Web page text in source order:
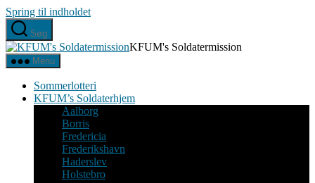
Spring til indholdet
Søg
KFUM's Soldatermission
Menu
Sommerlotteri
KFUM’s Soldaterhjem
Aalborg
Borris
Fredericia
Frederikshavn
Haderslev
Holstebro